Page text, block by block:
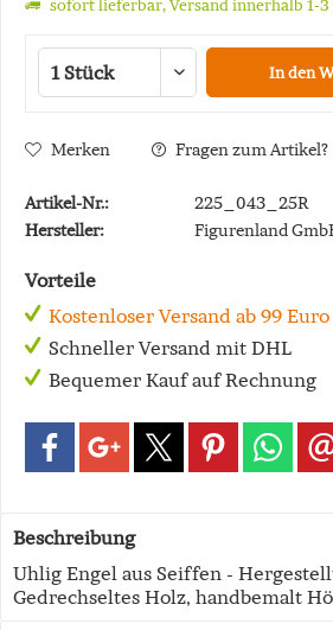
sofort lieferbar, Versand innerhalb 1-3
In den
Merken Fragen zum Artikel?
Artikel-Nr.:
225_043_25R
Hersteller:
Figurenland
Vorteile
Kostenloser Versand ab 99 Euro
Schneller Versand mit DHL
Bequemer Kauf auf Rechnung
Beschreibung
Uhlig Engel aus Seiffen -
Gedrechseltes Holz, handbemalt